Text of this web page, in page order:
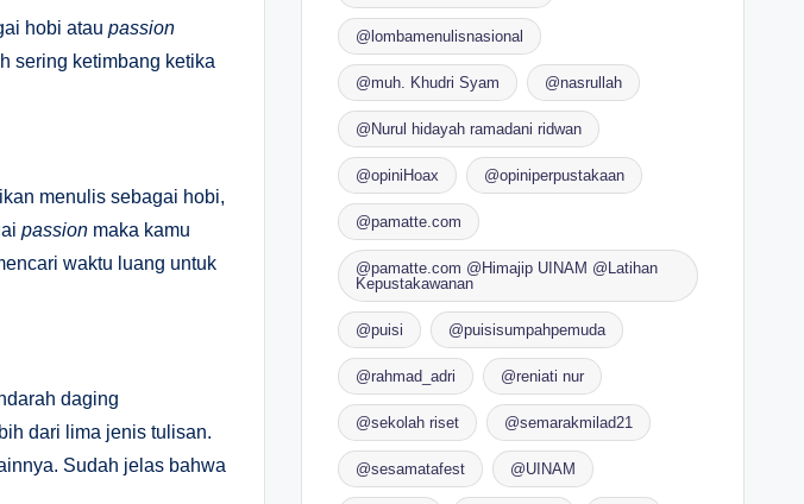
hobi atau passion
sering ketimbang ketika
menulis sebagai hobi,
passion maka kamu
waktu luang untuk
daging
dari lima jenis tulisan.
Sudah jelas bahwa
@lombamenulisnasional
@muh. Khudri Syam @nasrullah
@Nurul hidayah ramadani ridwan
@opiniHoax @opiniperpustakaan
@pamatte.com
@pamatte.com @Himajip UINAM @Latihan
Kepustakawanan
@puisi @puisisumpahpemuda
@rahmad_adri @reniati nur
@sekolah riset @semarakmilad21
@sesamatafest @UINAM